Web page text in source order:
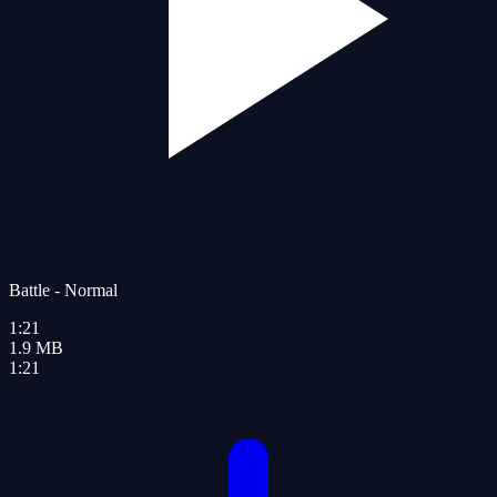
Battle - Normal
1:21
1.9 MB
1:21